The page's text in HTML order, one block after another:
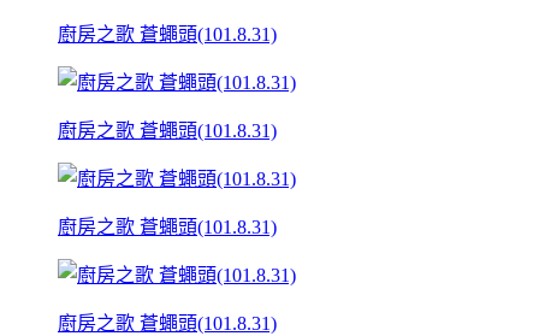
廚房之歌 蒼蠅頭(101.8.31)
廚房之歌 蒼蠅頭(101.8.31)
廚房之歌 蒼蠅頭(101.8.31)
廚房之歌 蒼蠅頭(101.8.31)